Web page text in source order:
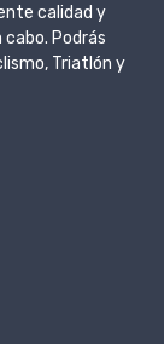
calidad y
Podrás
Triatlón y